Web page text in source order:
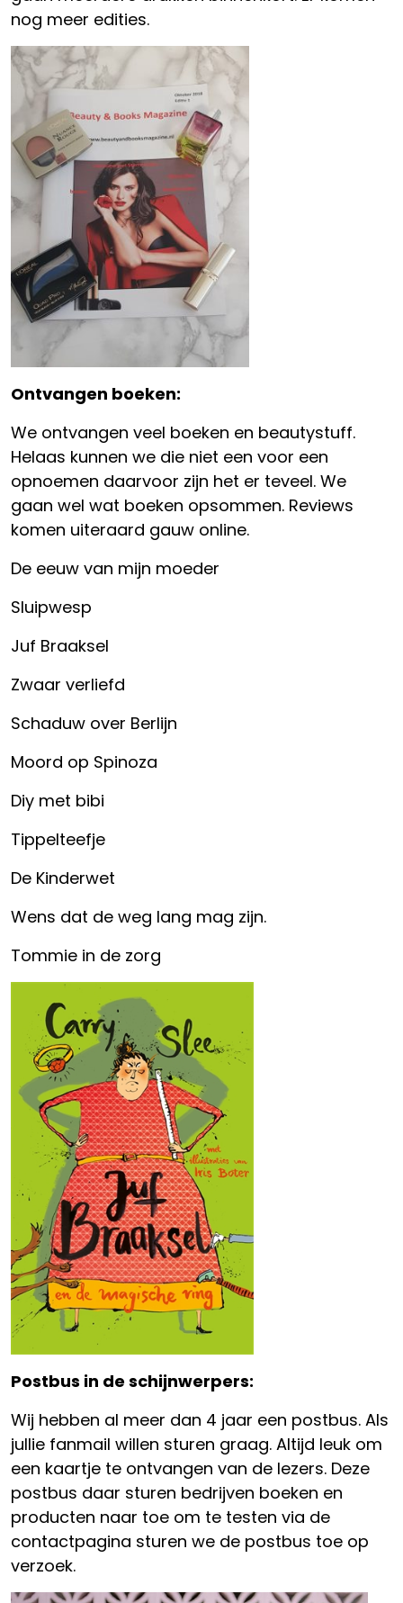
nog meer edities.
Ontvangen boeken:
We ontvangen veel boeken en beautystuff.
Helaas kunnen we die niet een voor een
opnoemen daarvoor zijn het er teveel. We
gaan wel wat boeken opsommen. Reviews
komen uiteraard gauw online.
De eeuw van mijn moeder
Sluipwesp
Juf Braaksel
Zwaar verliefd
Schaduw over Berlijn
Moord op Spinoza
Diy met bibi
Tippelteefje
De Kinderwet
Wens dat de weg lang mag zijn.
Tommie in de zorg
Postbus in de schijnwerpers:
Wij hebben al meer dan 4 jaar een postbus. Als
jullie fanmail willen sturen graag. Altijd leuk om
een kaartje te ontvangen van de lezers. Deze
postbus daar sturen bedrijven boeken en
producten naar toe om te testen via de
contactpagina sturen we de postbus toe op
verzoek.